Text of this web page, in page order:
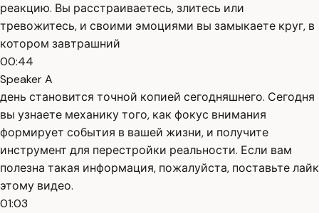
реакцию. Вы расстраиваетесь, злитесь или
тревожитесь, и своими эмоциями вы замыкаете круг, в
котором завтрашний
00:44
Speaker A
день становится точной копией сегодняшнего. Сегодня
вы узнаете механику того, как фокус внимания
формирует события в вашей жизни, и получите
инструмент для перестройки реальности. Если вам
полезна такая информация, пожалуйста, поставьте лайк
этому видео.
01:03